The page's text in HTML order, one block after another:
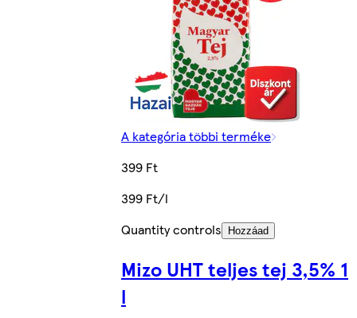
A kategória többi terméke
399 Ft
399 Ft/l
Quantity controls
Hozzáad
Mizo UHT teljes tej 3,5% 1
l